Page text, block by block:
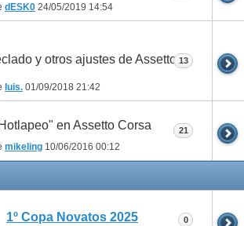
dESK0 24/05/2019 14:54
y otros ajustes de Assetto
luis. 01/09/2018 21:42
13
en Assetto Corsa
mikeling 10/06/2016 00:12
21
1º Copa Novatos 2025 0